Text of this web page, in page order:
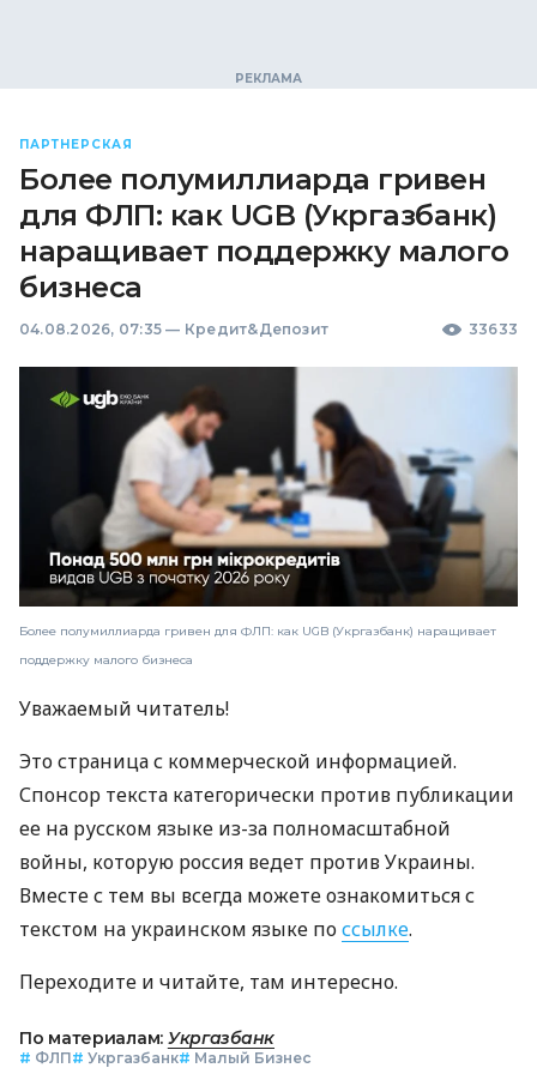
ПАРТНЕРСКАЯ
Более полумиллиарда гривен
для ФЛП: как UGB (Укргазбанк)
наращивает поддержку малого
бизнеса
04.08.2026, 07:35 — Кредит&Депозит 33633
Более полумиллиарда гривен для ФЛП: как UGB (Укргазбанк) наращивает
поддержку малого бизнеса
Уважаемый читатель!
Это страница с коммерческой информацией.
Спонсор текста категорически против публикации
ее на русском языке из-за полномасштабной
войны, которую россия ведет против Украины.
Вместе с тем вы всегда можете ознакомиться с
текстом на украинском языке поссылке.
Переходите и читайте, там интересно.
По материалам: Укргазбанк
# ФЛП# Укргазбанк# Малый Бизнес